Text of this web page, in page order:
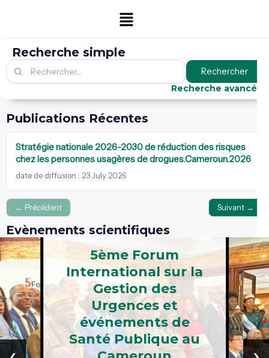
Menu
Recherche simple
Rechercher
Recherche avancée
Publications Récentes
Stratégie nationale 2026-2030 de réduction des risques
chez les personnes usagères de drogues.Cameroun.2026
date de diffusion : 23 July 2026
← Précédent Suivant →
Evènements scientifiques
5ème Forum
International sur la
Gestion des
Urgences et
événements de
Santé Publique au